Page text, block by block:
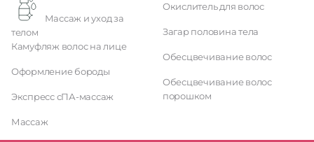
телом
Камуфляж волос на лице
Оформление бороды
Экспресс сПА-массаж
Массаж
Окислитель для волос
Загар половина тела
Обесцвечивание волос
Обесцвечивание волос
порошком